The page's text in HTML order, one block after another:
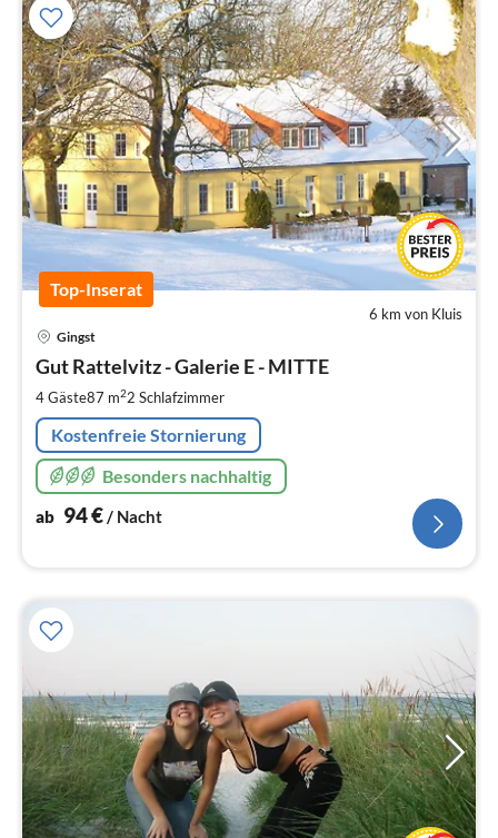
Top-Inserat
6 km von Kluis
Gingst
Gut Rattelvitz - Galerie E - MITTE
4 Gäste87 m22 Schlafzimmer
Kostenfreie Stornierung
Besonders nachhaltig
ab 94€/ Nacht